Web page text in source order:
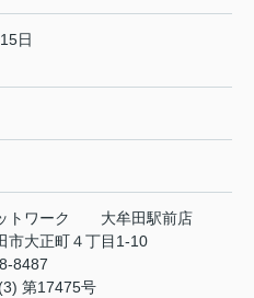
日
トワーク 大牟田駅前店
市大正町４丁目1-10
8487
第17475号